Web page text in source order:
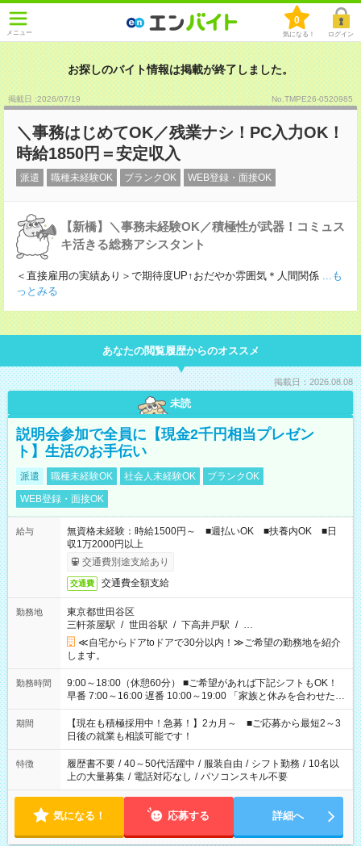
メニュー
0
気になる！ ログイン
お探しのバイト情報は掲載が終了しました。
掲載日 :2026/07/19 No.TMPE26-0520985
＼事務はじめてOK／残業ナシ！PC入力OK！
時給1850円＝安定収入
派遣 職種未経験OK ブランクOK WEB登録・面接OK
【新橋】＼事務未経験OK／積極性が武器！コミュス
キ活きる総務アシスタント
＜直接雇用の実績あり＞で期待度UP↑おだやか雰囲気＊人間関係 ...も
っとみる
あなたの閲覧履歴からのオススメ
掲載日：2026.08.08
未読
説明会参加で全員に【現金2千円相当プレゼン
ト】生活のお手伝い
派遣 職種未経験OK 社会人未経験OK
ブランクOK
WEB登録・面接OK
給与
無資格未経験：時給1500円～ ■週払いOK ■扶養内OK ■日
収1万2000円以上
交通費別途支給あり
交通費 交通費全額支給
勤務地
東京都世田谷区
三軒茶屋駅 / 世田谷駅 / 下高井戸駅 / …
≪自宅からドアtoドアで30分以内！≫ご希望の勤務地を紹介
します。
勤務時間
9:00～18:00（休憩60分） ■ご希望があれば下記シフトもOK！
早番 7:00～16:00 遅番 10:00～19:00 「家族と休みを合わせた
い」 「余裕を持って夕飯の準備がしたい」 「できれば残業はし
たくない」 など、ご希望を教えてくださいね。 ※Wワーク希望
の方へ 今ご覧のお仕事で希望する勤務時間と、もう1つのお仕事
の勤務時間。 合計で週40時間を超える場合は応募できません。
期間
【現在も積極採用中！急募！】2カ月～ ■ご応募から最短2～3
日後の就業も相談可能です！
特徴 履歴書不要 / 40～50代活躍中 / 服装自由 / シフト勤務 / 10名以
上の大量募集 / 電話対応なし / パソコンスキル不要
気になる！ 応募する 詳細へ